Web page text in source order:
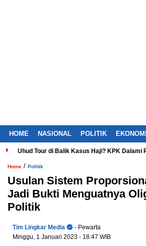
HOME NASIONAL POLITIK EKONOMI
Uhud Tour di Balik Kasus Haji? KPK Dalami
Home / Politik
Usulan Sistem
Jadi Bukti Menguatnya
Politik
Tim Lingkar Media
- Pewarta
Minggu, 1 Januari 2023 - 18:47 WIB